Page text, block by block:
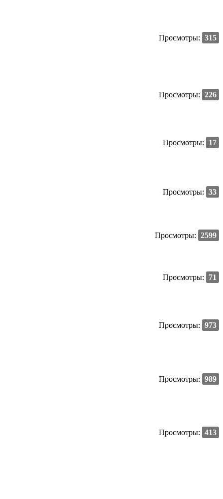
Просмотры: 315
Просмотры: 226
Просмотры: 17
Просмотры: 33
Просмотры: 2599
Просмотры: 71
Просмотры: 973
Просмотры: 989
Просмотры: 413